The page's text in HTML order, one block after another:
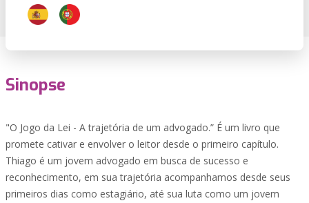
Sinopse
"O Jogo da Lei - A trajetória de um advogado.” É um livro que
promete cativar e envolver o leitor desde o primeiro capítulo.
Thiago é um jovem advogado em busca de sucesso e
reconhecimento, em sua trajetória acompanhamos desde seus
primeiros dias como estagiário, até sua luta como um jovem